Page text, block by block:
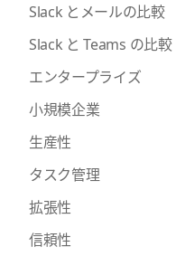
Slack とメールの比較
Slack と Teams の比較
エンタープライズ
小規模企業
生産性
タスク管理
拡張性
信頼性